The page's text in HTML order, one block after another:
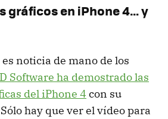
gráficos en iPhone 4… y
noticia de mano de los
Software ha demostrado las
del iPhone 4 con su
hay que ver el vídeo para